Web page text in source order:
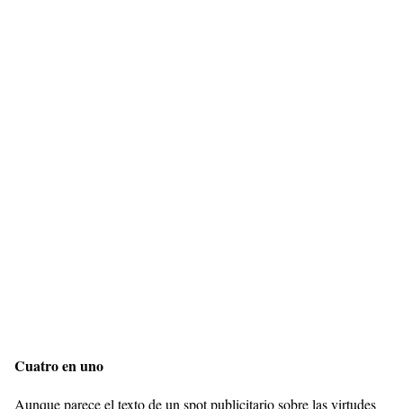
Cuatro en uno
Aunque parece el texto de un spot publicitario sobre las virtudes